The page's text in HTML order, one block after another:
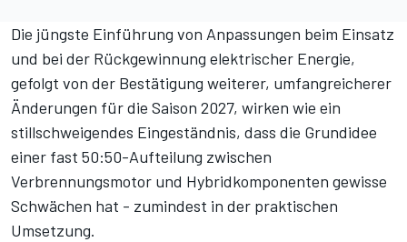
Die jüngste Einführung von Anpassungen beim Einsatz
und bei der Rückgewinnung elektrischer Energie,
gefolgt von der Bestätigung weiterer, umfangreicherer
Änderungen für die Saison 2027, wirken wie ein
stillschweigendes Eingeständnis, dass die Grundidee
einer fast 50:50-Aufteilung zwischen
Verbrennungsmotor und Hybridkomponenten gewisse
Schwächen hat - zumindest in der praktischen
Umsetzung.